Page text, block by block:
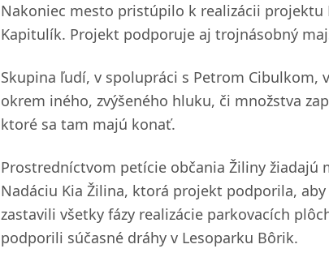
Nakoniec mesto pristúpilo k realizácii
Kapitulík. Projekt podporuje aj trojnásobný
Skupina ľudí, v spolupráci s Petrom Cibulkom,
okrem iného, zvýšeného hluku, či množstva
ktoré sa tam majú konať.
Prostredníctvom petície občania Žiliny žiadajú
Nadáciu Kia Žilina, ktorá projekt podporila,
zastavili všetky fázy realizácie parkovacích
podporili súčasné dráhy v Lesoparku Bôrik.